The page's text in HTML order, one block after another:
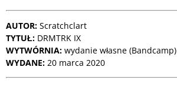
AUTOR: Scratchclart
TYTUŁ: DRMTRK IX
WYTWÓRNIA: wydanie własne (Bandcamp)
WYDANE: 20 marca 2020